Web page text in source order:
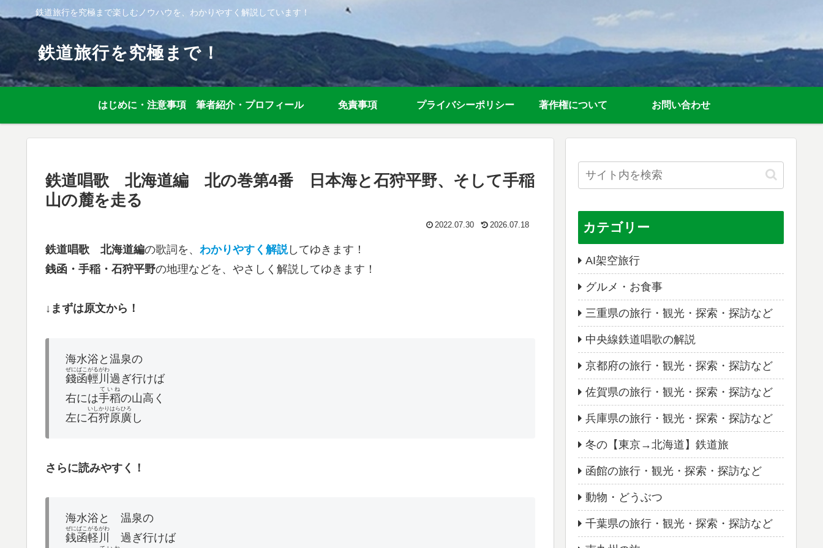
鉄道旅行を究極まで楽しむノウハウを、わかりやすく解説しています！
鉄道旅行を究極まで！
はじめに・注意事項 筆者紹介・プロフィール 免責事項 プライバシーポリシー 著作権について お問い合わせ
鉄道唱歌 北海道編 北の巻第4番 日本海と石狩平野、そして手稲
山の麓を走る
2022.07.30 2026.07.18
鉄道唱歌 北海道編の歌詞を、 わかりやすく解説してゆきます！
銭函・手稲・石狩平野の地理などを、やさしく解説してゆきます！
↓まずは原文から！
海水浴と温泉の
錢函
ぜにばこ
輕川
がるがわ
過ぎ行けば
右には手稻
ていね
の山高く
左に石狩
いしかり
原
はら
廣
ひろ
し
さらに読みやすく！
海水浴と 温泉の
銭函
ぜにばこ
軽川
がるがわ
過ぎ行けば
カテゴリー
AI架空旅行
グルメ・お食事
三重県の旅行・観光・探索・探訪など
中央線鉄道唱歌の解説
京都府の旅行・観光・探索・探訪など
佐賀県の旅行・観光・探索・探訪など
兵庫県の旅行・観光・探索・探訪など
冬の【東京→北海道】鉄道旅
函館の旅行・観光・探索・探訪など
動物・どうぶつ
千葉県の旅行・観光・探索・探訪など